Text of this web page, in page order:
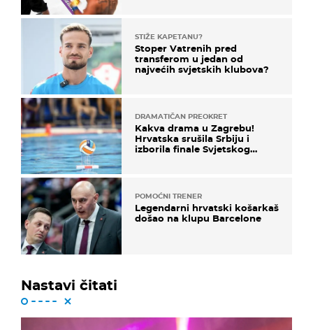
STIŽE KAPETANU?
Stoper Vatrenih pred
transferom u jedan od
najvećih svjetskih klubova?
DRAMATIČAN PREOKRET
Kakva drama u Zagrebu!
Hrvatska srušila Srbiju i
izborila finale Svjetskog
POMOĆNI TRENER
Legendarni hrvatski košarkaš
došao na klupu Barcelone
Nastavi čitati